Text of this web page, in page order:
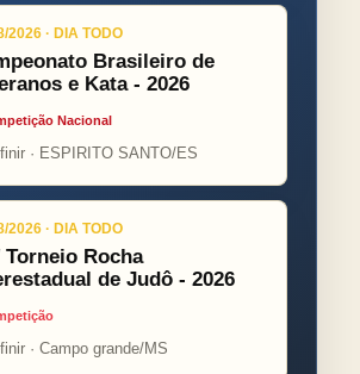
2026 · DIA TODO
Brasileiro de
e Kata - 2026
Nacional
· ESPIRITO SANTO/ES
2026 · DIA TODO
Torneio Rocha
de Judô - 2026
· Campo grande/MS